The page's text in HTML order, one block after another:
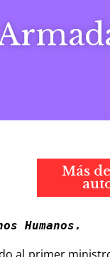
Más
Humanos.